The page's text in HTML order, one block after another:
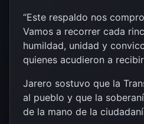
“Este respaldo nos
Vamos a recorrer cada
humildad, unidad y
quienes acudieron a
Jarero sostuvo que la
al pueblo y que la
de la mano de la